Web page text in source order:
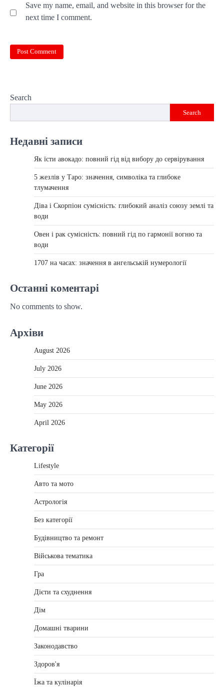
Save my name, email, and website in this browser for the
next time I comment.
Search
Search
Недавні записи
Як їсти авокадо: повний гід від вибору до сервірування
5 жезлів у Таро: значення, символіка та глибоке
тлумачення
Діва і Скорпіон сумісність: глибокий аналіз союзу землі та
води
Овен і рак сумісність: повний гід по гармонії вогню та
води
1707 на часах: значення в ангельській нумерології
Останні коментарі
No comments to show.
Архіви
August 2026
July 2026
June 2026
May 2026
April 2026
Категорії
Lifestyle
Авто та мото
Астрологія
Без категорії
Будівництво та ремонт
Військова тематика
Гра
Дієти та схуднення
Дім
Домашні тварини
Законодавство
Здоров'я
Їжа та кулінарія